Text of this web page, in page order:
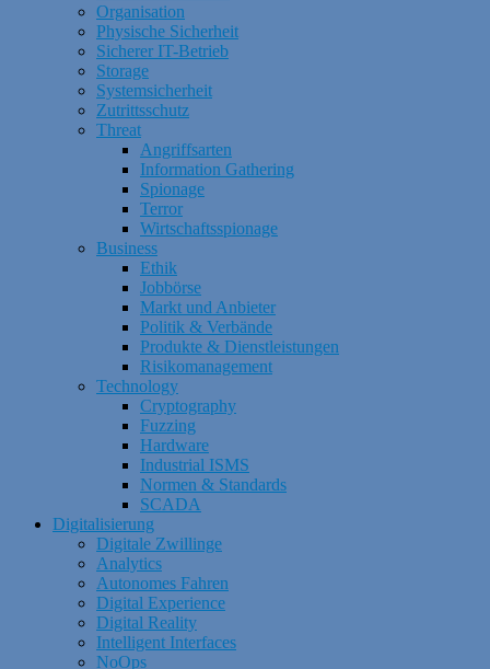
Organisation
Physische Sicherheit
Sicherer IT-Betrieb
Storage
Systemsicherheit
Zutrittsschutz
Threat
Angriffsarten
Information Gathering
Spionage
Terror
Wirtschaftsspionage
Business
Ethik
Jobbörse
Markt und Anbieter
Politik & Verbände
Produkte & Dienstleistungen
Risikomanagement
Technology
Cryptography
Fuzzing
Hardware
Industrial ISMS
Normen & Standards
SCADA
Digitalisierung
Digitale Zwillinge
Analytics
Autonomes Fahren
Digital Experience
Digital Reality
Intelligent Interfaces
NoOps